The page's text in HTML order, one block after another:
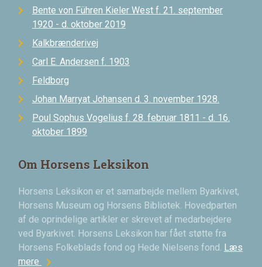
Bente von Führen Kieler West f. 21. september
1920 - d. oktober 2019
Kalkbrænderivej
Carl E. Andersen f. 1903
Feldborg
Johan Marryat Johansen d. 3. november 1928.
Poul Sophus Vogelius f. 28. februar 1811 - d. 16.
oktober 1899
Om Horsens Leksikon
Horsens Leksikon er et samarbejde mellem Byarkivet,
Horsens Museum og Horsens Bibliotek. Hovedparten
af de oprindelige artikler er skrevet af medarbejdere
ved Byarkivet. Horsens Leksikon har fået støtte fra
Horsens Folkeblads fond og Hede Nielsens fond. Læs
mere chevron_right